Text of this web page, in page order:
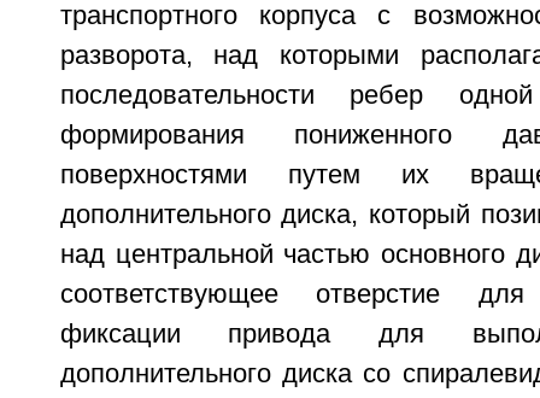
транспортного корпуса с
разворота, над которыми
последовательности ребер
формирования пониженного
поверхностями путем их
дополнительного диска, который
над центральной частью основного
соответствующее отверстие
фиксации привода для
дополнительного диска со